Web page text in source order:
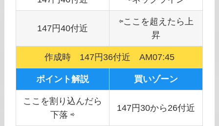
147円40付近
⇦ここを超えたら上
昇
作成時 147円36付近 AM07:45
ポイント解説 買いゾーン
ここを割り込んだら
下落 ⇨
147円30から26付近